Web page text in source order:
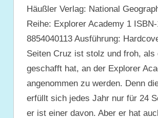
Häußler Verlag: National
Reihe: Explorer Academy 1
8854040113 Ausführung:
Seiten Cruz ist stolz und froh, als
geschafft hat, an der Explorer
angenommen zu werden. Denn
erfüllt sich jedes Jahr nur für 24
er ist einer davon. Aber er hat